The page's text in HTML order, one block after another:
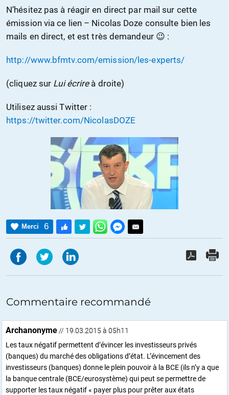
N’hésitez pas à réagir en direct par mail sur cette
émission via ce lien – Nicolas Doze consulte bien les
mails en direct, et est très demandeur 😉 :
http://www.bfmtv.com/emission/les-experts/
(cliquez sur Lui écrireà droite)
Utilisez aussi Twitter :
https://twitter.com/NicolasDOZE
Merci 6
Commentaire recommandé
Archanonyme // 19.03.2015 à 05h11
Les taux négatif permettent d’évincer les investisseurs privés
(banques) du marché des obligations d’état. L’évincement des
investisseurs (banques) donne le plein pouvoir à la BCE (ils n’y a que
la banque centrale (BCE/eurosystème) qui peut se permettre de
supporter les taux négatif « payer plus pour prêter aux états